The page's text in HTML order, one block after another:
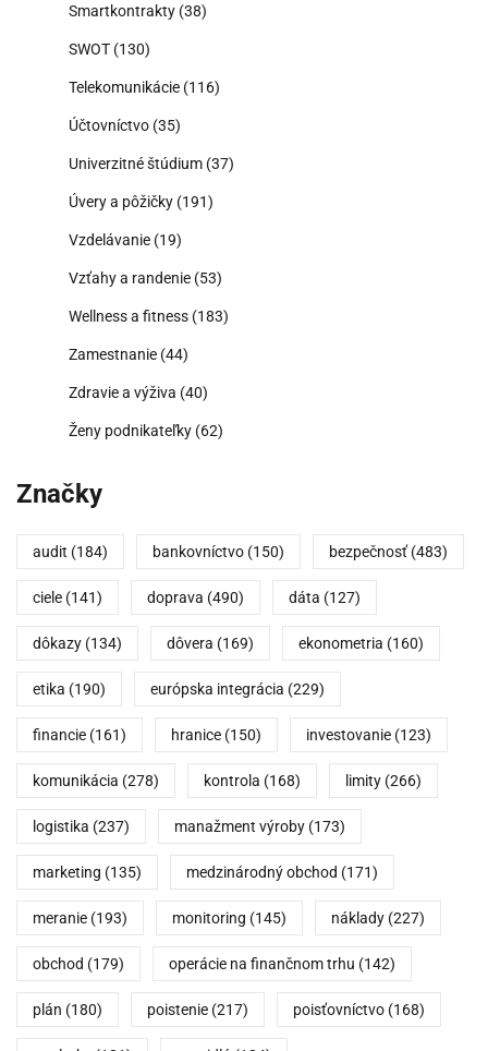
Smartkontrakty (38)
SWOT (130)
Telekomunikácie (116)
Účtovníctvo (35)
Univerzitné štúdium (37)
Úvery a pôžičky (191)
Vzdelávanie (19)
Vzťahy a randenie (53)
Wellness a fitness (183)
Zamestnanie (44)
Zdravie a výživa (40)
Ženy podnikateľky (62)
Značky
audit (184) bankovníctvo (150) bezpečnosť (483)
ciele (141) doprava (490) dáta (127)
dôkazy (134) dôvera (169) ekonometria (160)
etika (190) európska integrácia (229)
financie (161) hranice (150) investovanie (123)
komunikácia (278) kontrola (168) limity (266)
logistika (237) manažment výroby (173)
marketing (135) medzinárodný obchod (171)
meranie (193) monitoring (145) náklady (227)
obchod (179) operácie na finančnom trhu (142)
plán (180) poistenie (217) poisťovníctvo (168)